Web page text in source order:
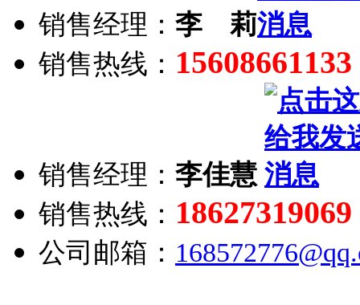
销售经理： 李 莉
销售热线： 15608661133
销售经理： 李佳慧
销售热线： 18627319069
公司邮箱：